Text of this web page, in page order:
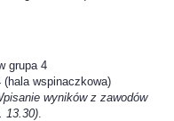
grupa 4
(hala wspinaczkowa)
wyników z zawodów
13.30)